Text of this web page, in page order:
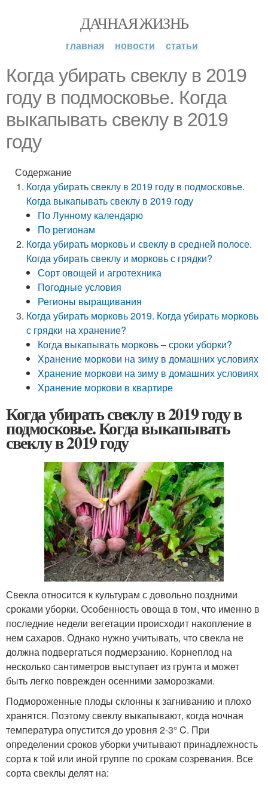
ДАЧНАЯ ЖИЗНЬ
главная новости статьи
Когда убирать свеклу в 2019
году в подмосковье. Когда
выкапывать свеклу в 2019
году
Содержание
Когда убирать свеклу в 2019 году в подмосковье.
Когда выкапывать свеклу в 2019 году
По Лунному календарю
По регионам
Когда убирать морковь и свеклу в средней полосе.
Когда убирать свеклу и морковь с грядки?
Сорт овощей и агротехника
Погодные условия
Регионы выращивания
Когда убирать морковь 2019. Когда убирать морковь
с грядки на хранение?
Когда выкапывать морковь – сроки уборки?
Хранение моркови на зиму в домашних условиях
Хранение моркови на зиму в домашних условиях
Хранение моркови в квартире
Когда убирать свеклу в 2019 году в
подмосковье. Когда выкапывать
свеклу в 2019 году
Свекла относится к культурам с довольно поздними
сроками уборки. Особенность овоща в том, что именно в
последние недели вегетации происходит накопление в
нем сахаров. Однако нужно учитывать, что свекла не
должна подвергаться подмерзанию. Корнеплод на
несколько сантиметров выступает из грунта и может
быть легко поврежден осенними заморозками.
Подмороженные плоды склонны к загниванию и плохо
хранятся. Поэтому свеклу выкапывают, когда ночная
температура опустится до уровня 2-3° C. При
определении сроков уборки учитывают принадлежность
сорта к той или иной группе по срокам созревания. Все
сорта свеклы делят на: